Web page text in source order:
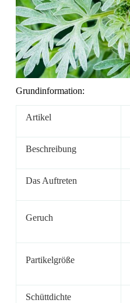
Grundinformation:
Artikel
Beschreibung
Das Auftreten
Geruch
Partikelgröße
Schüttdichte